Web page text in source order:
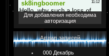
Для добавления необходима
авторизация
Архив записей
000 Декабрь